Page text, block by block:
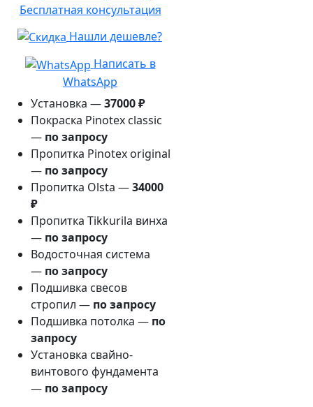
Бесплатная консультация
Нашли дешевле?
Написать в
WhatsApp
Установка —37000 ₽
Покраска Pinotex classic
— по запросу
Пропитка Pinotex original
— по запросу
Пропитка Olsta —34000
₽
Пропитка Tikkurila винха
— по запросу
Водосточная система
— по запросу
Подшивка свесов
стропил — по запросу
Подшивка потолка — по
запросу
Установка свайно-
винтового фундамента
— по запросу